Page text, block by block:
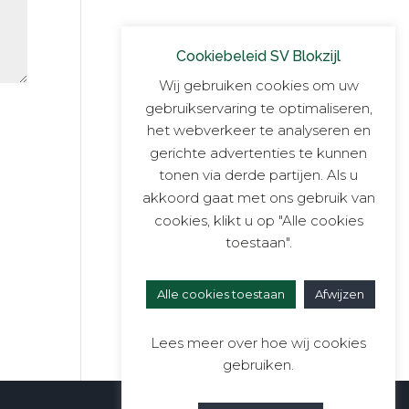
Cookiebeleid SV Blokzijl
Wij gebruiken cookies om uw
gebruikservaring te optimaliseren,
het webverkeer te analyseren en
gerichte advertenties te kunnen
tonen via derde partijen. Als u
akkoord gaat met ons gebruik van
cookies, klikt u op "Alle cookies
toestaan".
Alle cookies toestaan Afwijzen
Lees meer over hoe wij cookies
gebruiken.